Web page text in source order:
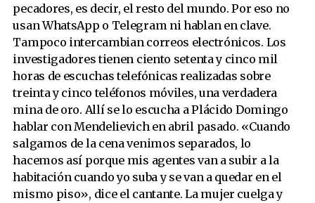
pecadores, es decir, el resto del mundo. Por eso no
usan WhatsApp o Telegram ni hablan en clave.
Tampoco intercambian correos electrónicos. Los
investigadores tienen ciento setenta y cinco mil
horas de escuchas telefónicas realizadas sobre
treinta y cinco teléfonos móviles, una verdadera
mina de oro. Allí se lo escucha a Plácido Domingo
hablar con Mendelievich en abril pasado. «Cuando
salgamos de la cena venimos separados, lo
hacemos así porque mis agentes van a subir a la
habitación cuando yo suba y se van a quedar en el
mismo piso», dice el cantante. La mujer cuelga y